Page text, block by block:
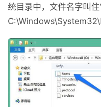
统目录中，文件名字叫